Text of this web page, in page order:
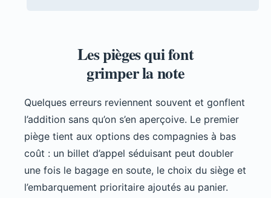
Les pièges qui font
grimper la note
Quelques erreurs reviennent souvent et gonflent
l’addition sans qu’on s’en aperçoive. Le premier
piège tient aux options des compagnies à bas
coût : un billet d’appel séduisant peut doubler
une fois le bagage en soute, le choix du siège et
l’embarquement prioritaire ajoutés au panier.